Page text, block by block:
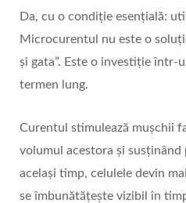
Da, cu o condiție esențială:
Microcurentul nu este o
și gata”. Este o investiție într-
termen lung.
Curentul stimulează mușchii
volumul acestora și susținând
același timp, celulele devin
se îmbunătățește vizibil în